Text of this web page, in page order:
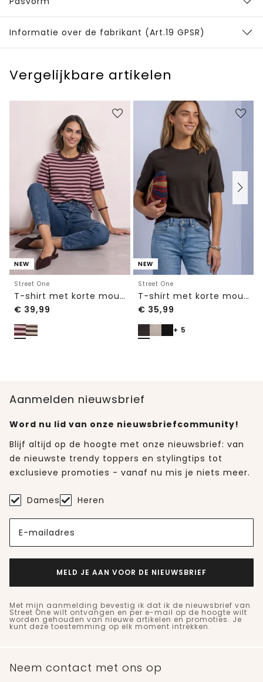
Informatie over de fabrikant (Art.19 GPSR)
Vergelijkbare artikelen
NEW
Street One
T-shirt met korte mouwen, ronde hals en strepen
€ 39,99
NEW
Street One
T-shirt met korte mouwen en ronde hals in effen kleur
€ 35,99
+ 5
Aanmelden nieuwsbrief
Word nu lid van onze nieuwsbriefcommunity!
Blijf altijd op de hoogte met onze nieuwsbrief: van
de nieuwste trendy toppers en stylingtips tot
exclusieve promoties - vanaf nu mis je niets meer.
Dames Heren
E-mailadres
MELD JE AAN VOOR DE NIEUWSBRIEF
Met mijn aanmelding bevestig ik dat ik de nieuwsbrief van
Street One wilt ontvangen en per e-mail op de hoogte wilt
worden gehouden van nieuwe artikelen en promoties. Je
kunt deze toestemming op elk moment intrekken.
Neem contact met ons op